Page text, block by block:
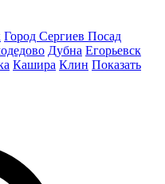
Город Сергиев Посад
Дубна Егорьевск
Кашира Клин Показать